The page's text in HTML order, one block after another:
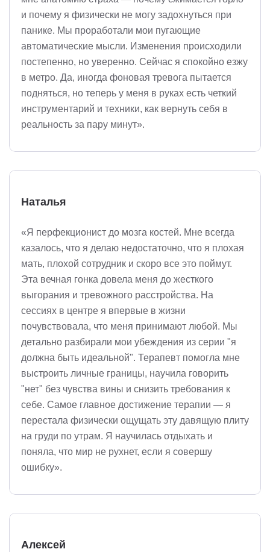
и почему я физически не могу задохнуться при
панике. Мы проработали мои пугающие
автоматические мысли. Изменения происходили
постепенно, но уверенно. Сейчас я спокойно езжу
в метро. Да, иногда фоновая тревога пытается
подняться, но теперь у меня в руках есть четкий
инструментарий и техники, как вернуть себя в
реальность за пару минут».
Наталья
«Я перфекционист до мозга костей. Мне всегда
казалось, что я делаю недостаточно, что я плохая
мать, плохой сотрудник и скоро все это поймут.
Эта вечная гонка довела меня до жесткого
выгорания и тревожного расстройства. На
сессиях в центре я впервые в жизни
почувствовала, что меня принимают любой. Мы
детально разбирали мои убеждения из серии "я
должна быть идеальной". Терапевт помогла мне
выстроить личные границы, научила говорить
"нет" без чувства вины и снизить требования к
себе. Самое главное достижение терапии — я
перестала физически ощущать эту давящую плиту
на груди по утрам. Я научилась отдыхать и
поняла, что мир не рухнет, если я совершу
ошибку».
Алексей